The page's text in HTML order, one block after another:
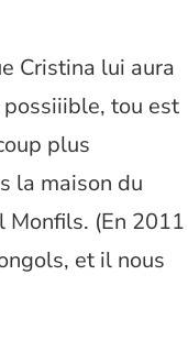
Cristina lui aura
possiiible, tou est
plus
la maison du
Monfils. (En 2011
et il nous